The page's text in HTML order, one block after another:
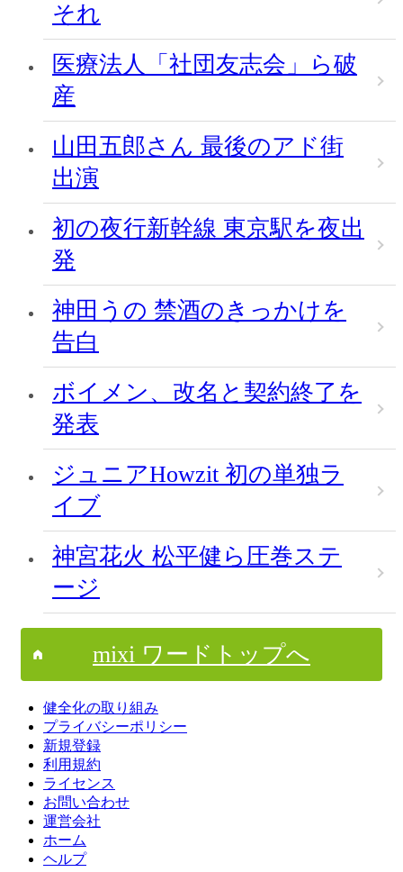
それ
医療法人「社団友志会」ら破
産
山田五郎さん 最後のアド街
出演
初の夜行新幹線 東京駅を夜出
発
神田うの 禁酒のきっかけを
告白
ボイメン、改名と契約終了を
発表
ジュニアHowzit 初の単独ラ
イブ
神宮花火 松平健ら圧巻ステ
ージ
mixi ワードトップへ
健全化の取り組み
プライバシーポリシー
新規登録
利用規約
ライセンス
お問い合わせ
運営会社
ホーム
ヘルプ